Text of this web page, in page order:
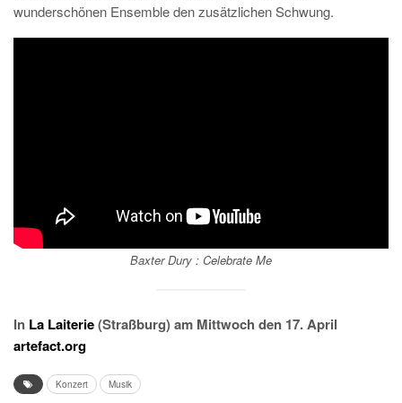
wunderschönen Ensemble den zusätzlichen Schwung.
Baxter Dury : Celebrate Me
In La Laiterie(Straßburg) am Mittwoch den 17. April
artefact.org
Konzert Musik